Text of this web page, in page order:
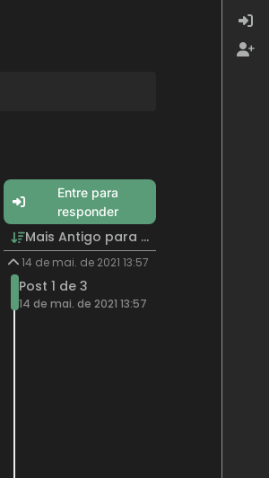
Entre para
responder
Mais Antigo para Mais Recente
14 de mai. de 2021 13:57
Post 1 de 3
14 de mai. de 2021 13:57